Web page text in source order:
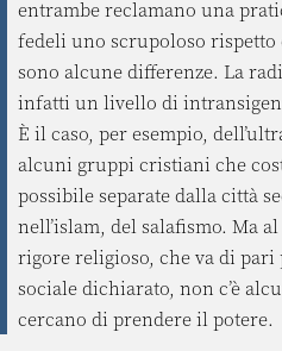
entrambe reclamano una
fedeli uno scrupoloso
sono alcune differenze. La
infatti un livello di
È il caso, per esempio,
alcuni gruppi cristiani che
possibile separate dalla città
nell’islam, del salafismo. Ma
rigore religioso, che va di pari
sociale dichiarato, non c’è
cercano di prendere il potere.